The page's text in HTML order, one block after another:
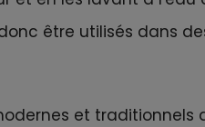
être utilisés dans
et traditionnels